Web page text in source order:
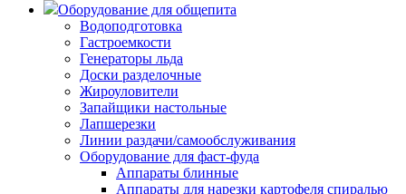
Оборудование для общепита
Водоподготовка
Гастроемкости
Генераторы льда
Доски разделочные
Жироуловители
Запайщики настольные
Лапшерезки
Линии раздачи/самообслуживания
Оборудование для фаст-фуда
Аппараты блинные
Аппараты для нарезки картофеля спиралью